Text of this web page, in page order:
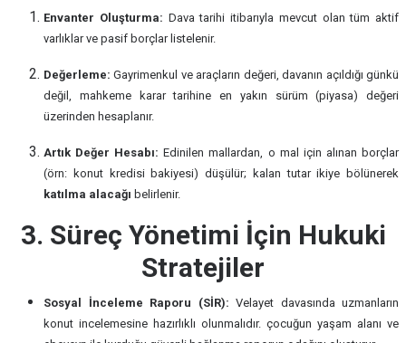
Envanter Oluşturma: Dava tarihi itibarıyla mevcut olan tüm aktif
varlıklar ve pasif borçlar listelenir.
Değerleme: Gayrimenkul ve araçların değeri, davanın açıldığı günkü
değil, mahkeme karar tarihine en yakın sürüm (piyasa) değeri
üzerinden hesaplanır.
Artık Değer Hesabı: Edinilen mallardan, o mal için alınan borçlar
(örn: konut kredisi bakiyesi) düşülür; kalan tutar ikiye bölünerek
katılma alacağı belirlenir.
3. Süreç Yönetimi İçin Hukuki
Stratejiler
Sosyal İnceleme Raporu (SİR): Velayet davasında uzmanların
konut incelemesine hazırlıklı olunmalıdır. çocuğun yaşam alanı ve